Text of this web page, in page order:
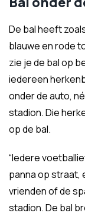
De bal heeft
blauwe en rode
zie je de bal op
iedereen
onder de auto,
stadion. Die
op de bal.
“Iedere
panna op straat,
vrienden of de
stadion. De bal